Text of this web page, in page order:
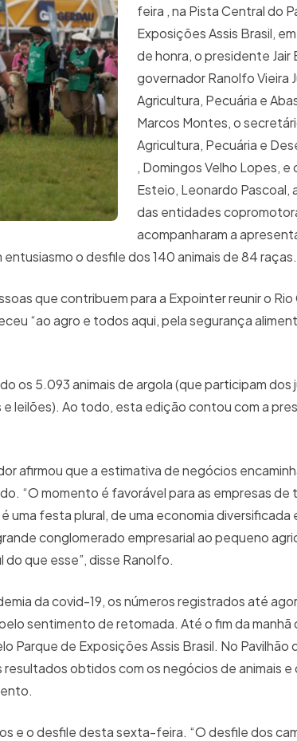
feira , na Pista Central do
Exposições Assis Brasil,
de honra, o presidente Jair
governador Ranolfo Vieira
Agricultura, Pecuária e
Marcos Montes, o
Agricultura, Pecuária e
, Domingos Velho Lopes,
Esteio, Leonardo Pascoal,
das entidades
acompanharam a
o desfile dos 140 animais de 84 raças.
que contribuem para a Expointer reunir o Rio
“ao agro e todos aqui, pela segurança
os 5.093 animais de argola (que participam dos
leilões). Ao todo, esta edição contou com a
afirmou que a estimativa de negócios
“O momento é favorável para as empresas
uma festa plural, de uma economia diversificada
conglomerado empresarial ao pequeno
que esse”, disse Ranolfo.
da covid-19, os números registrados até
sentimento de retomada. Até o fim da
Parque de Exposições Assis Brasil. No Pavilhão
resultados obtidos com os negócios de animais
e o desfile desta sexta-feira. “O desfile dos